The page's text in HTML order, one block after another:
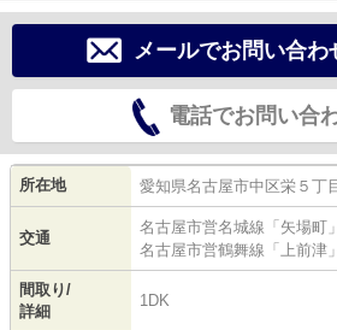
メールでお問い合わ
電話でお問い合
所在地 愛知県名古屋市中区栄 ５丁
交通
名古屋市営名城線 「 矢場町
名古屋市営鶴舞線 「 上前津
間取り/
詳細
1DK